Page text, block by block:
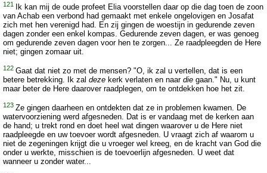
121
Ik kan mij de oude profeet Elia voorstellen daar op die dag toen de zoon
van Achab een verbond had gemaakt met enkele ongelovigen en Josafat
zich met hen verenigd had. En zij gingen de woestijn in gedurende zeven
dagen zonder een enkel kompas. Gedurende zeven dagen, er was genoeg
om gedurende zeven dagen voor hen te zorgen... Ze raadpleegden de Here
niet; gingen zomaar uit.
122 Gaat dat niet zo met de mensen? "O, ik zal u vertellen, dat is een
betere betrekking. Ik zal deze kerk verlaten en naar die gaan." Nu, u kunt
maar beter de Here daarover raadplegen, om te ontdekken hoe het zit.
123 Ze gingen daarheen en ontdekten dat ze in problemen kwamen. De
watervoorziening werd afgesneden. Dat is er vandaag met de kerken aan
de hand; u trekt rond en doet heel wat dingen waarover u de Here niet
raadpleegde en uw toevoer wordt afgesneden. U vraagt zich af waarom u
niet de zegeningen krijgt die u vroeger wel kreeg, en de kracht van God die
onder u werkte, misschien is de toevoerlijn afgesneden. U weet dat
wanneer u zonder water...